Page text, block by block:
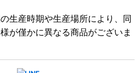
生産時期や生産場所により、同
が僅かに異なる商品がございま